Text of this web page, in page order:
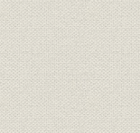
昭和26年~